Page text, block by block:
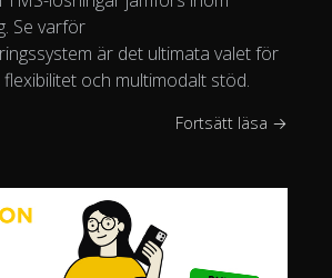
Se varför
är det ultimata valet för
och multimodalt stöd.
Fortsätt läsa →